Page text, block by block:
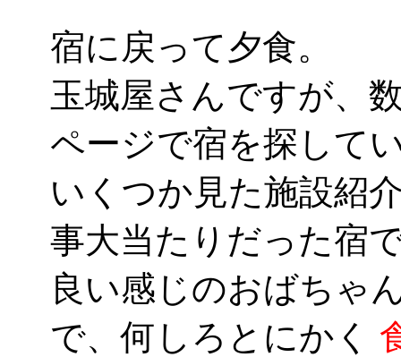
宿に戻って夕食。
玉城屋さんですが、
ページで宿を探して
いくつか見た施設紹
事大当たりだった宿
良い感じのおばちゃ
で、何しろとにかく